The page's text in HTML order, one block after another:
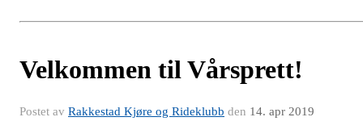
Velkommen til Vårsprett!
Postet av Rakkestad Kjøre og Rideklubb den 14. apr 2019